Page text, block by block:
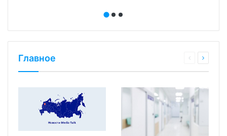
Главное